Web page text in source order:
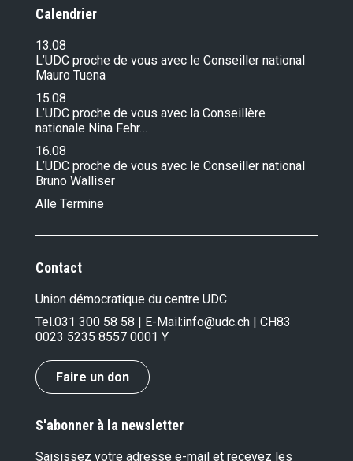
Calendrier
13.08
L’UDC proche de vous avec le Conseiller national
Mauro Tuena
15.08
L’UDC proche de vous avec la Conseillère
nationale Nina Fehr…
16.08
L’UDC proche de vous avec le Conseiller national
Bruno Walliser
Alle Termine
Contact
Union démocratique du centre UDC
Tel.031 300 58 58 | E-Mail:info@udc.ch | CH83
0023 5235 8557 0001 Y
Faire un don
S'abonner à la newsletter
Saisissez votre adresse e-mail et recevez les